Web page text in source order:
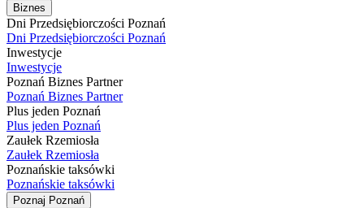
Biznes
Dni Przedsiębiorczości Poznań
Dni Przedsiębiorczości Poznań
Inwestycje
Inwestycje
Poznań Biznes Partner
Poznań Biznes Partner
Plus jeden Poznań
Plus jeden Poznań
Zaułek Rzemiosła
Zaułek Rzemiosła
Poznańskie taksówki
Poznańskie taksówki
Poznaj Poznań